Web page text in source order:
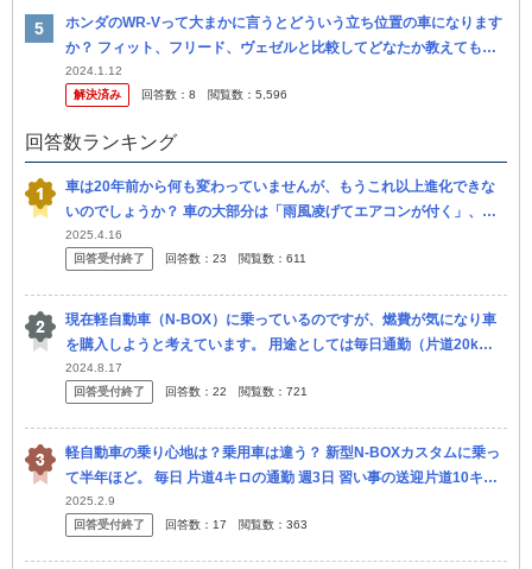
ホンダのWR-Vって大まかに言うとどういう立ち位置の車になります
か？ フィット、フリード、ヴェゼルと比較してどなたか教えてもら
えませんか？ 例えば、価格は安い順でどうなるかとか、一言で言う
とヴ...
2024.1.12
解決済み
回答数： 8 閲覧数： 5,596
回答数ランキング
車は20年前から何も変わっていませんが、もうこれ以上進化できな
いのでしょうか？ 車の大部分は「雨風凌げてエアコンが付く」、あ
とはブルートゥースやシートヒーターなどのカスみたいな機能ばか
り。小出し...
2025.4.16
回答受付終了
回答数： 23 閲覧数： 611
現在軽自動車（N-BOX）に乗っているのですが、燃費が気になり車
を購入しようと考えています。 用途としては毎日通勤（片道20k
m）、友人（4人）と年に数回の旅行です。 外したくない条件として
は ・
2024.8.17
回答受付終了
回答数： 22 閲覧数： 721
軽自動車の乗り心地は？乗用車は違う？ 新型N-BOXカスタムに乗っ
て半年ほど。 毎日 片道4キロの通勤 週3日 習い事の送迎片道10キロ
（行きと帰りで計40キロ 上記の利用なのです。 悩み...
2025.2.9
回答受付終了
回答数： 17 閲覧数： 363